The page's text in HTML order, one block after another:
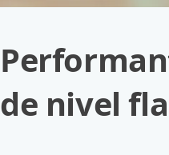
de nivel